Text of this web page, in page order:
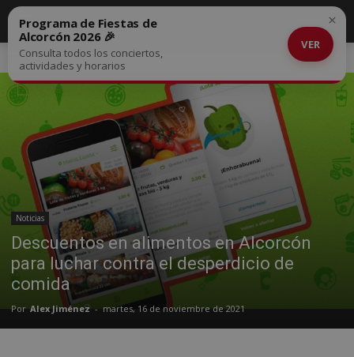
Inicio Noticias
Noticias
Descuentos en alimentos en Alcorcón
para luchar contra el desperdicio de
comida
Por Alex Jiménez - martes, 16 de noviembre de 2021
Programa de Fiestas de
Alcorcón 2026 🎉
Consulta todos los conciertos,
actividades y horarios
VER
×